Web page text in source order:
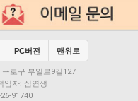
PC버전 맨위로
로구 부일로9길127
임자: 심연생
91740